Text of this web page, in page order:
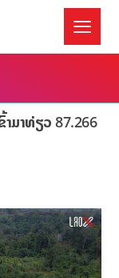
າມາທ່ຽວ 87.266